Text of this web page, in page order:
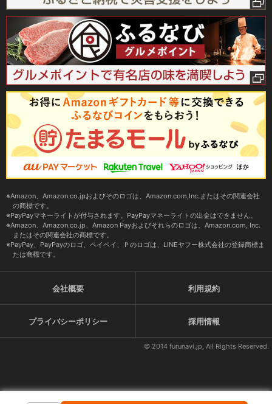
Amazon、Amazon.co.jpおよびそのロゴは、Amazon.com,Inc.またはその関連会社
の商標です。
PayPayマネーライトが付与されます。PayPayマネーライトの出金はできません。
Amazon、Amazon.co.jp、Amazon Payおよびそれらのロゴは、Amazon.com, Inc.
またはその関連会社の商標です。
PayPay、PayPayのロゴ、ペイペイ、Ｐのロゴは、LINEヤフー株式会社の登録商標ま
たは商標です。
会社概要 利用規約
プライバシーポリシー 採用情報
© 2014 furunavi.jp, All Rights Reserved.